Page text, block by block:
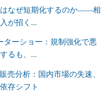
はなぜ短期化するのか――相
が招く...
ターショー：規制強化で悪
るも、...
売分析：国内市場の失速、
存シフト